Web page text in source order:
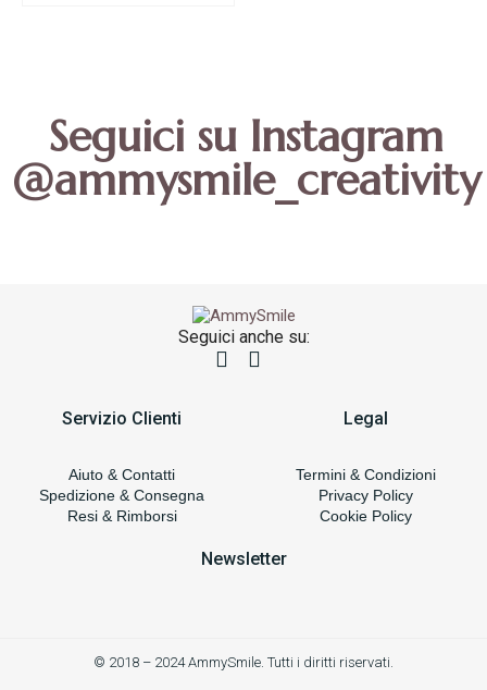
Seguici su Instagram
@ammysmile_creativity
Seguici anche su:
Servizio Clienti
Aiuto & Contatti
Spedizione & Consegna
Resi & Rimborsi
Legal
Termini & Condizioni
Privacy Policy
Cookie Policy
Newsletter
© 2018 – 2024 AmmySmile. Tutti i diritti riservati.